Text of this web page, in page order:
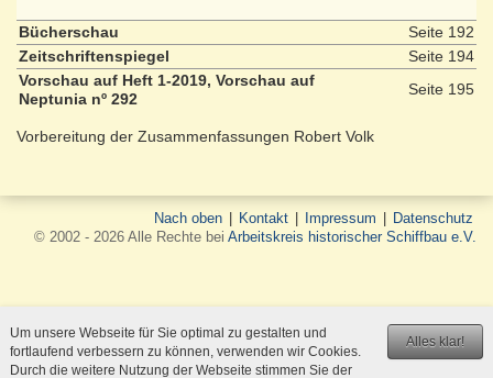
Bücherschau
Seite 192
Zeitschriftenspiegel
Seite 194
Vorschau auf Heft 1-2019, Vorschau auf
Neptunia nº 292
Seite 195
Vorbereitung der Zusammenfassungen Robert Volk
Nach oben Kontakt Impressum
Datenschutz
© 2002 - 2026 Alle Rechte bei Arbeitskreis historischer Schiffbau e.V.
Alles klar!
Um unsere Webseite für Sie optimal zu gestalten und
fortlaufend verbessern zu können, verwenden wir Cookies.
Durch die weitere Nutzung der Webseite stimmen Sie der